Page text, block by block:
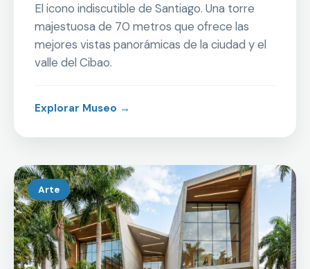
El icono indiscutible de Santiago. Una torre
majestuosa de 70 metros que ofrece las
mejores vistas panorámicas de la ciudad y el
valle del Cibao.
Explorar Museo →
Arte